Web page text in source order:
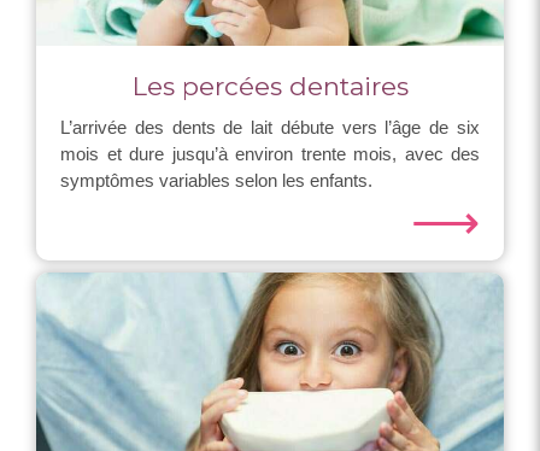
Les percées dentaires
L’arrivée des dents de lait débute vers l’âge de six
mois et dure jusqu’à environ trente mois, avec des
symptômes variables selon les enfants.
⟶